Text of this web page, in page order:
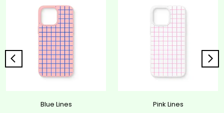
Blue Lines Pink Lines